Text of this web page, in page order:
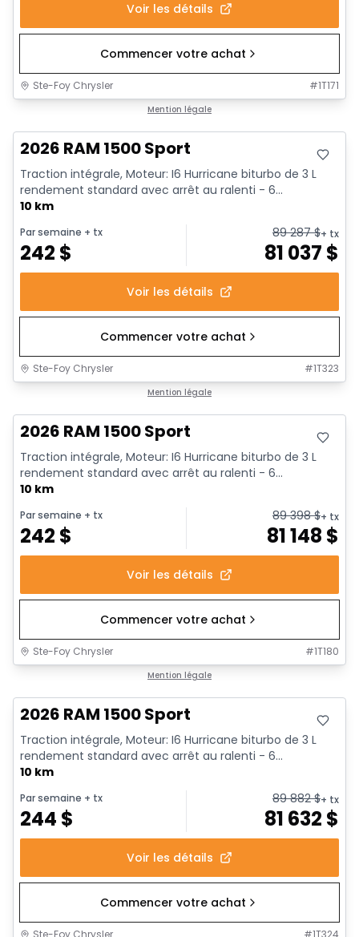
Voir les détails
Commencer votre achat
Ste-Foy Chrysler #1T171
Mention légale
2026 RAM 1500 Sport
Traction intégrale, Moteur: I6 Hurricane biturbo de 3 L
rendement standard avec arrêt au ralenti - 6...
10 km
Par semaine + tx
242 $
89 287$+ tx
81 037 $
Voir les détails
Commencer votre achat
Ste-Foy Chrysler #1T323
Mention légale
2026 RAM 1500 Sport
Traction intégrale, Moteur: I6 Hurricane biturbo de 3 L
rendement standard avec arrêt au ralenti - 6...
10 km
Par semaine + tx
242 $
89 398$+ tx
81 148 $
Voir les détails
Commencer votre achat
Ste-Foy Chrysler #1T180
Mention légale
2026 RAM 1500 Sport
Traction intégrale, Moteur: I6 Hurricane biturbo de 3 L
rendement standard avec arrêt au ralenti - 6...
10 km
Par semaine + tx
244 $
89 882$+ tx
81 632 $
Voir les détails
Commencer votre achat
Ste-Foy Chrysler #1T324